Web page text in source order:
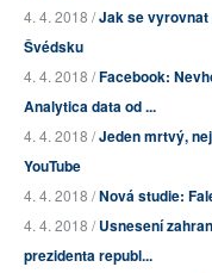
4. 4. 2018 /Jak se
Švédsku
4. 4. 2018 /Facebook:
Analytica data od ...
4. 4. 2018 /Jeden mrtvý,
YouTube
4. 4. 2018 /Nová studie:
4. 4. 2018 /Usnesení
prezidenta republ...